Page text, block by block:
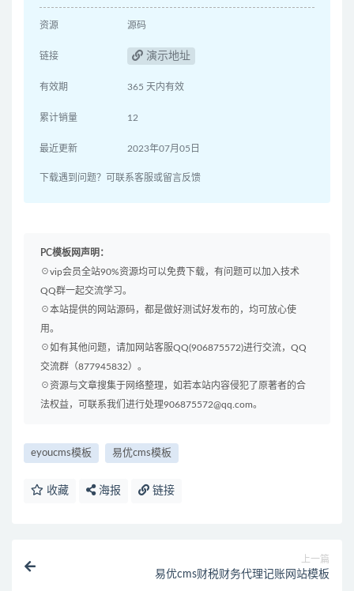
资源 源码
链接 演示地址
有效期 365 天内有效
累计销量 12
最近更新 2023年07月05日
下载遇到问题？可联系客服或留言反馈
PC模板网声明：
☉vip会员全站90%资源均可以免费下载，有问题可以加入技术
QQ群一起交流学习。
☉本站提供的网站源码，都是做好测试好发布的，均可放心使
用。
☉如有其他问题，请加网站客服QQ(906875572)进行交流，QQ
交流群（877945832）。
☉资源与文章搜集于网络整理，如若本站内容侵犯了原著者的合
法权益，可联系我们进行处理906875572@qq.com。
eyoucms模板 易优cms模板
收藏 海报 链接
上一篇
易优cms财税财务代理记账网站模板